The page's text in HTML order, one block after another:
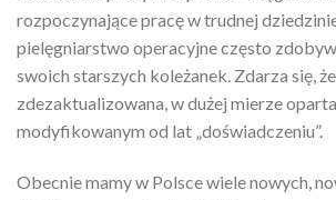
rozpoczynające pracę w trudnej
pielęgniarstwo operacyjne często
swoich starszych koleżanek. Zdarza się,
zdezaktualizowana, w dużej mierze oparta
modyfikowanym od lat „doświadczeniu”.
Obecnie mamy w Polsce wiele nowych,